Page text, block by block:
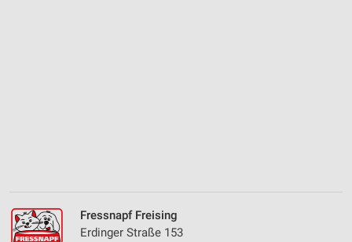
Fressnapf Freising
Erdinger Straße 153